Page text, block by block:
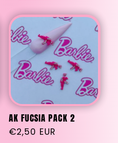
AK FUCSIA PACK 2
Precio
€2,50 EUR